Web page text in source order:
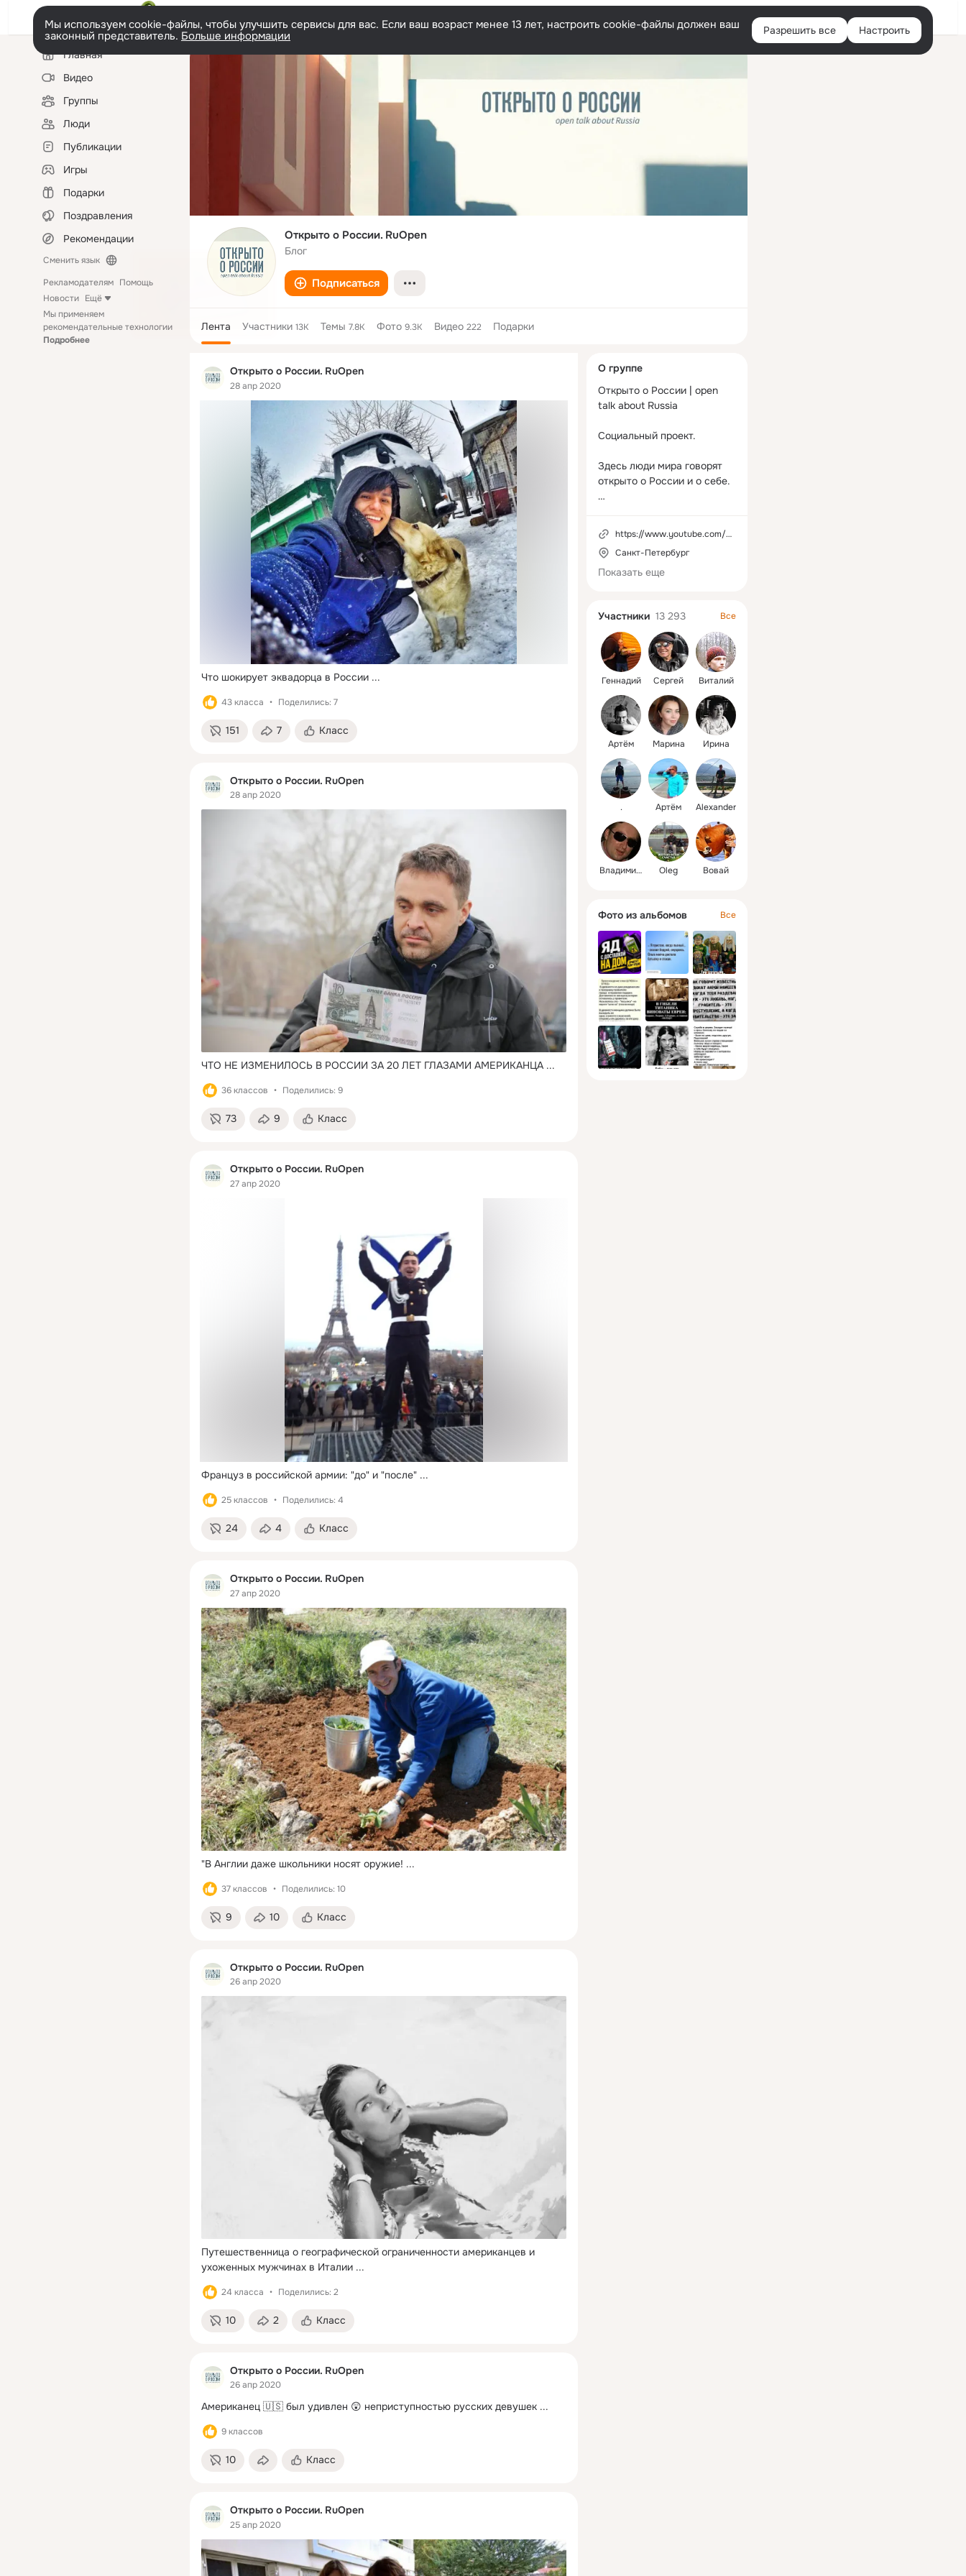
Войти
Мы используем cookie-файлы, чтобы улучшить сервисы для вас. Если ваш возраст менее 13 лет, настроить cookie-файлы должен ваш
законный представитель. Больше информации Разрешить все Настроить
Левая
колонкаГлавная
Видео
Группы
Люди
Публикации
Игры
Подарки
Поздравления
Рекомендации
Сменить язык
Рекламодателям Помощь
Новости Ещё
Мы применяем
рекомендательные технологии
Подробнее
Открыто о России. RuOpen
Блог
Подписаться
Лента Участники 13K Темы 7.8K Фото 9.3K Видео 222 Подарки
Открыто о России. RuOpen
28 апр 2020
Что шокирует эквадорца в России ...
43 класса Поделились: 7
151 7 Класс
Открыто о России. RuOpen
28 апр 2020
ЧТО НЕ ИЗМЕНИЛОСЬ В РОССИИ ЗА 20 ЛЕТ ГЛАЗАМИ АМЕРИКАНЦА ...
36 классов Поделились: 9
73 9 Класс
Открыто о России. RuOpen
27 апр 2020
Француз в российской армии: "до" и "после" ...
25 классов Поделились: 4
24 4 Класс
Открыто о России. RuOpen
27 апр 2020
"В Англии даже школьники носят оружие! ...
37 классов Поделились: 10
9 10 Класс
Открыто о России. RuOpen
26 апр 2020
Путешественница о географической ограниченности американцев и
ухоженных мужчинах в Италии ...
24 класса Поделились: 2
10 2 Класс
Открыто о России. RuOpen
26 апр 2020
Американец 🇺🇸 был удивлен 😲 неприступностью русских девушек ...
9 классов
10 Класс
Открыто о России. RuOpen
25 апр 2020
колонка
О группе
Открыто о России | open
talk about Russia
Социальный проект.
Здесь люди мира говорят
открыто о России и о себе.
dzen.ruopen@yandex.ru
https://www.youtube.com/channel/UCZ7nyqhubiLeIiZdhUirlkA
Санкт-Петербург
Показать еще
Участники 13 293 Все
Геннадий Сергей Виталий
Артём Марина Ирина
. Артём Alexander
Владимир В. Oleg Вовай
Фото из альбомов Все